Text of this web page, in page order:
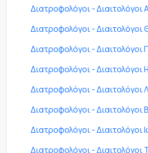
Διατροφολόγοι - Διαιτολόγοι
Διατροφολόγοι - Διαιτολόγοι
Διατροφολόγοι - Διαιτολόγοι
Διατροφολόγοι - Διαιτολόγοι
Διατροφολόγοι - Διαιτολόγοι
Διατροφολόγοι - Διαιτολόγοι
Διατροφολόγοι - Διαιτολόγοι
Διατροφολόγοι - Διαιτολόγοι